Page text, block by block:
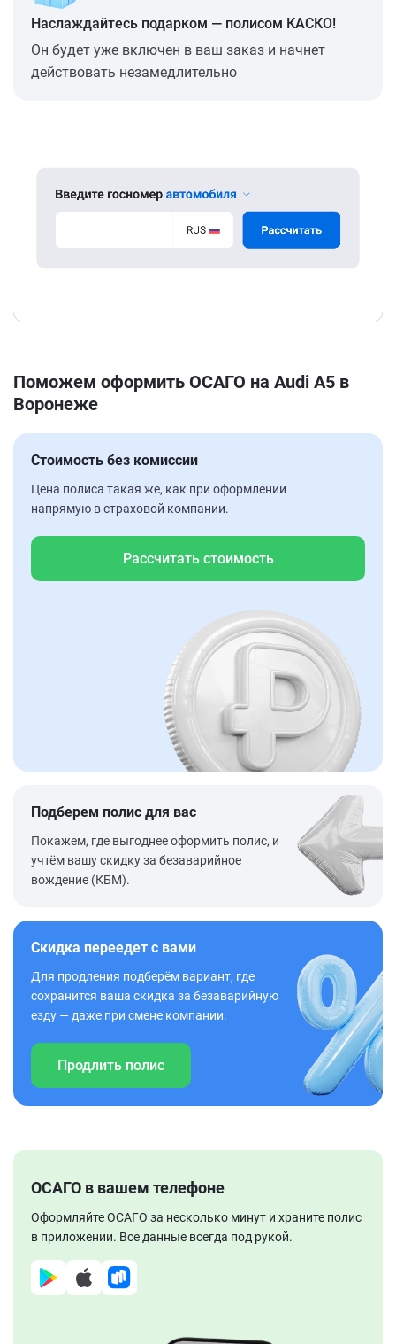
Наслаждайтесь подарком — полисом КАСКО!
Он будет уже включен в ваш заказ и начнет
действовать незамедлительно
Поможем оформить ОСАГО на Audi A5 в
Воронеже
Стоимость без комиссии
Цена полиса такая же, как при оформлении
напрямую в страховой компании.
Рассчитать стоимость
Подберем полис для вас
Покажем, где выгоднее оформить полис, и
учтём вашу скидку за безаварийное
вождение (КБМ).
Скидка переедет с вами
Для продления подберём вариант, где
сохранится ваша скидка за безаварийную
езду — даже при смене компании.
Продлить полис
ОСАГО в вашем телефоне
Оформляйте ОСАГО за несколько минут и храните полис
в приложении. Все данные всегда под рукой.